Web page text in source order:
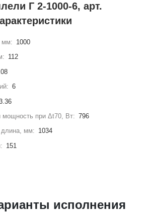
Г 2-1000-6, арт.
мм:
1000
112
6
мощность при Δt70, Вт: 796
длина, мм: 1034
151
исполнения